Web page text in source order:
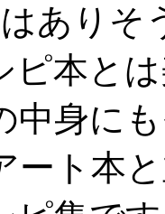
ありそ
ピ本と
中身に
ート本